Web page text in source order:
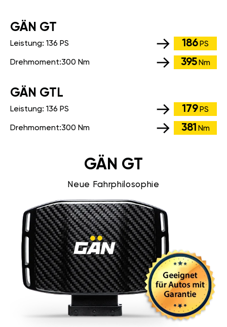
GÄN GT
Leistung: 136 PS 186 PS
Drehmoment:300 Nm 395 Nm
GÄN GTL
Leistung: 136 PS 179 PS
Drehmoment:300 Nm 381 Nm
GÄN GT
Neue Fahrphilosophie